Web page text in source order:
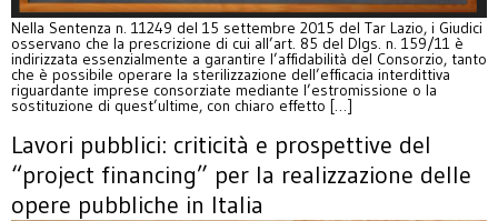
Nella Sentenza n. 11249 del 15 settembre 2015 del Tar Lazio, i Giudici
osservano che la prescrizione di cui all’art. 85 del Dlgs. n. 159/11 è
indirizzata essenzialmente a garantire l’affidabilità del Consorzio, tanto
che è possibile operare la sterilizzazione dell’efficacia interdittiva
riguardante imprese consorziate mediante l’estromissione o la
sostituzione di quest’ultime, con chiaro effetto […]
Lavori pubblici: criticità e prospettive del
“project financing” per la realizzazione delle
opere pubbliche in Italia